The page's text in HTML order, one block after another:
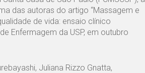
das autoras do artigo “Massagem e
de vida: ensaio clínico
Enfermagem da USP, em outubro
Juliana Rizzo Gnatta,